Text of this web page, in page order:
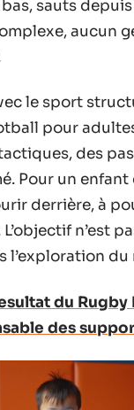
sauts
aucun
le sport
pour
des
Pour un enfant
derrière, à
L’objectif n’est
l’exploration
du Rugby
des